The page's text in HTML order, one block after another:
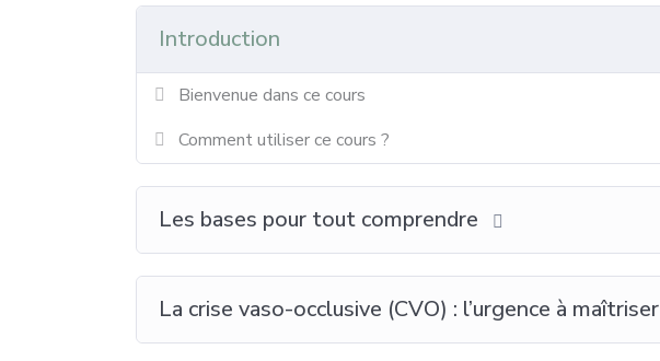
Introduction
Bienvenue dans ce cours
Comment utiliser ce cours ?
Les bases pour tout comprendre
La crise vaso-occlusive (CVO) : l’urgence à maîtriser